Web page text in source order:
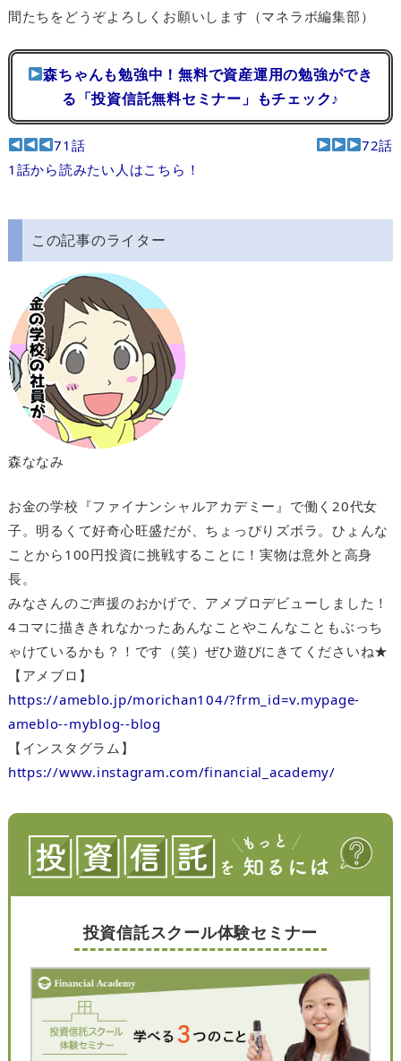
間たちをどうぞよろしくお願いします（マネラボ編集部）
森ちゃんも勉強中！無料で資産運用の勉強ができ
る「投資信託無料セミナー」もチェック♪
71話
72話
1話から読みたい人はこちら！
この記事のライター
森ななみ
お金の学校『ファイナンシャルアカデミー』で働く20代女
子。明るくて好奇心旺盛だが、ちょっぴりズボラ。ひょんな
ことから100円投資に挑戦することに！実物は意外と高身
長。
みなさんのご声援のおかげで、アメブロデビューしました！
4コマに描ききれなかったあんなことやこんなこともぶっち
ゃけているかも？！です（笑）ぜひ遊びにきてくださいね★
【アメブロ】
https://ameblo.jp/morichan104/?frm_id=v.mypage-
ameblo--myblog--blog
【インスタグラム】
https://www.instagram.com/financial_academy/
投資信託スクール体験セミナー